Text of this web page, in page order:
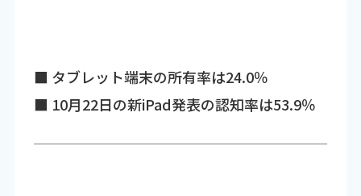
■ タブレット端末の所有率は24.0％
■ 10月22日の新iPad発表の認知率は53.9％